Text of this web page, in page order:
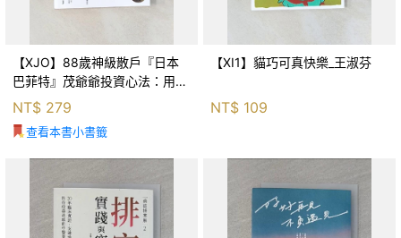
【XJO】88歲神級散戶『日本
巴菲特』茂爺爺投資心法：用
「126法則」滾出18億円資產的
69年股海交易術_藤本茂, 賴惠
鈴
NT$ 279
查看本書小書籤
【XI1】貓巧可真快樂_王淑芬
NT$ 109